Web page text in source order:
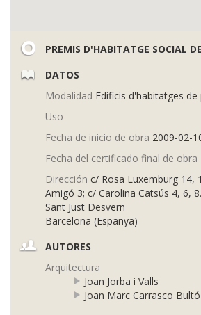
PREMIS D'HABITATGE SOCIAL
DATOS
Modalidad Edificis d'habitatges
Uso
Fecha de inicio de obra 2009-02-
Fecha del certificado final de obra
Dirección c/ Rosa Luxemburg 14,
Amigó 3; c/ Carolina Catsús 4, 6, 8.
Sant Just Desvern
Barcelona (Espanya)
AUTORES
Arquitectura
Joan Jorba i Valls
Joan Marc Carrasco Bultó